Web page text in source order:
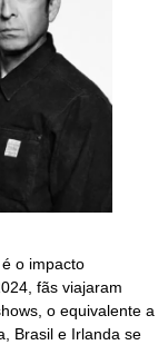
o impacto
fãs viajaram
o equivalente a
Brasil e Irlanda se